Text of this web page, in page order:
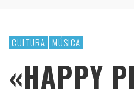
CULTURA MÚSICA
«HAPPY